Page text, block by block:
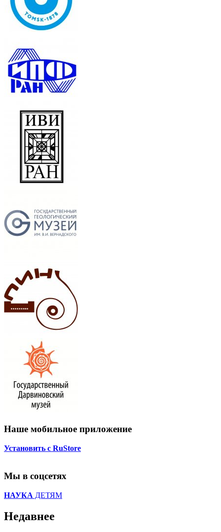
Наше мобильное приложение
Установить с RuStore
Мы в соцсетях
НАУКА ДЕТЯМ
Недавнее